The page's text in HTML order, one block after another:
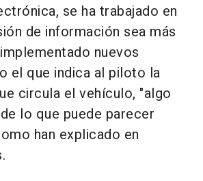
se ha trabajado en
de información sea más
nuevos
el que indica al piloto la
circula el vehículo, "algo
lo que puede parecer
han explicado en